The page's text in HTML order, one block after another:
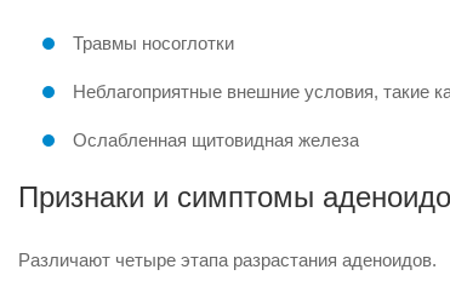
Травмы носоглотки
Неблагоприятные внешние условия, такие
Ослабленная щитовидная железа
Признаки и симптомы
Различают четыре этапа разрастания аденоидов.